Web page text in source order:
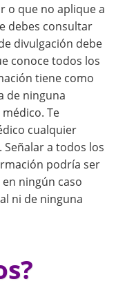
o que no aplique a
debes consultar
divulgación debe
conoce todos los
tiene como
de ninguna
Te
cualquier
a todos los
podría ser
ningún caso
ni de ninguna